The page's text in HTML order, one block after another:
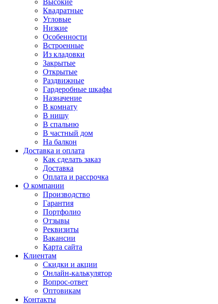
Высокие
Квадратные
Угловые
Низкие
Особенности
Встроенные
Из кладовки
Закрытые
Открытые
Раздвижные
Гардеробные шкафы
Назначение
В комнату
В нишу
В спальню
В частный дом
На балкон
Доставка и оплата
Как сделать заказ
Доставка
Оплата и рассрочка
О компании
Производство
Гарантия
Портфолио
Отзывы
Реквизиты
Вакансии
Карта сайта
Клиентам
Скидки и акции
Онлайн-калькулятор
Вопрос-ответ
Оптовикам
Контакты